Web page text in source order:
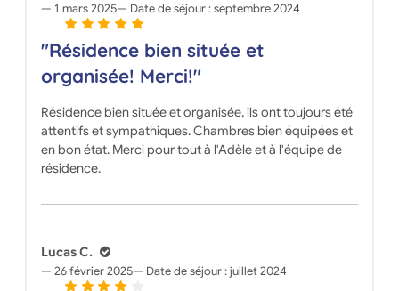
1 mars 2025 Date de séjour :septembre 2024
"Résidence bien située et
organisée! Merci!"
Résidence bien située et organisée, ils ont toujours été
attentifs et sympathiques. Chambres bien équipées et
en bon état. Merci pour tout à l'Adèle et à l'équipe de
résidence.
Lucas C.
26 février 2025 Date de séjour :juillet 2024